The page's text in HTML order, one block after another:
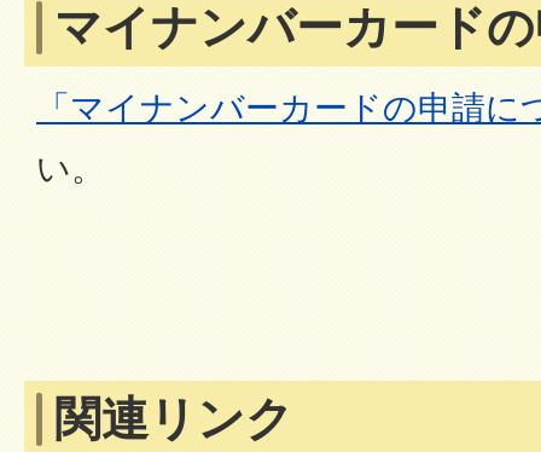
マイナンバーカード
「マイナンバーカードの申請に
い。
関連リンク